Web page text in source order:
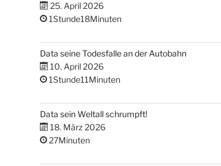
25. April 2026
1Stunde18Minuten
Data seine Todesfalle an der Autobahn
10. April 2026
1Stunde11Minuten
Data sein Weltall schrumpft!
18. März 2026
27Minuten